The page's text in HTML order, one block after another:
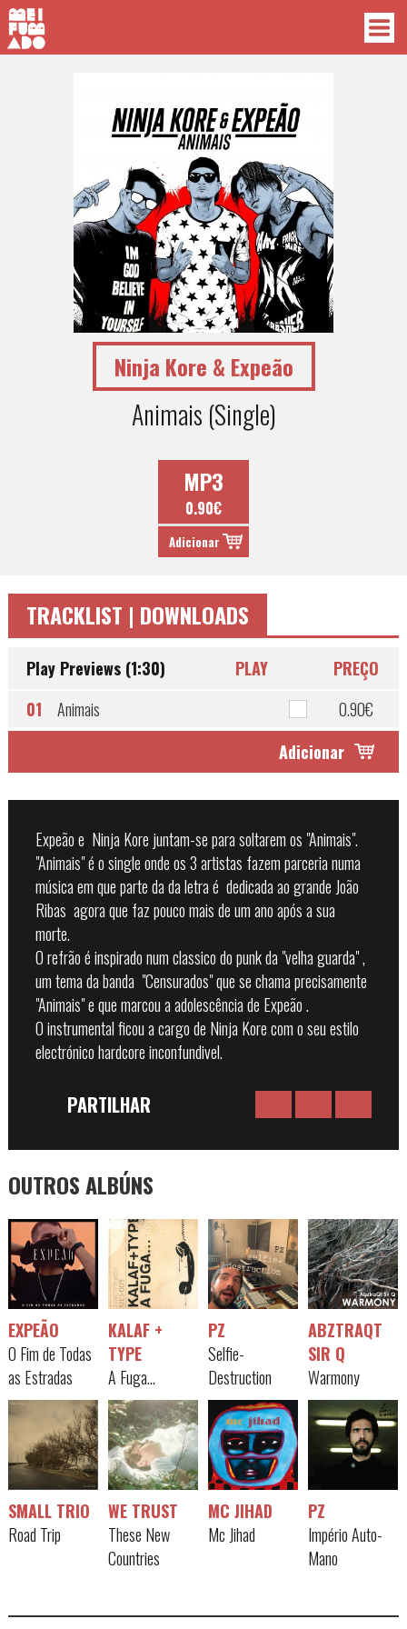
Ninja Kore & Expeão
Animais (Single)
MP3
0.90€
Adicionar
TRACKLIST | DOWNLOADS
Play Previews (1:30) PLAY
PREÇO
01
Animais
0.90€
Adicionar
Expeão e Ninja Kore juntam-se para soltarem os "Animais".
"Animais" é o single onde os 3 artistas fazem parceria numa
música em que parte da da letra é dedicada ao grande João
Ribas agora que faz pouco mais de um ano após a sua
morte.
O refrão é inspirado num classico do punk da "velha guarda" ,
um tema da banda "Censurados" que se chama precisamente
"Animais" e que marcou a adolescência de Expeão .
O instrumental ficou a cargo de Ninja Kore com o seu estilo
electrónico hardcore inconfundivel.
PARTILHAR
OUTROS ALBÚNS
EXPEÃO
O Fim de Todas
as Estradas
KALAF +
TYPE
A Fuga...
PZ
Selfie-
Destruction
ABZTRAQT
SIR Q
Warmony
SMALL TRIO
Road Trip
WE TRUST
These New
Countries
MC JIHAD
Mc Jihad
PZ
Império Auto-
Mano